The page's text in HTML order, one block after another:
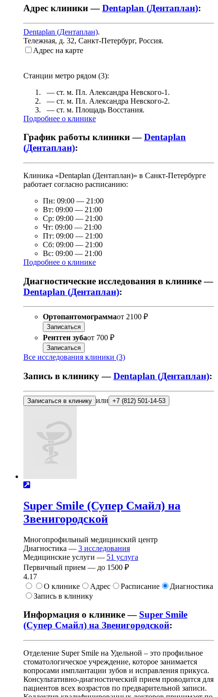
Адрес клиники —Dentaplan (Дентаплан):
Dentaplan (Дентаплан).
Тележная, д. 32, Санкт-Петербург, Россия.
Адрес на карте
Станции метро рядом (3):
— ст. м. Пл. Александра Невского-1 .
— ст. м. Пл. Александра Невского-2.
— ст. м. Площадь Восстания.
Подробнее о клинике
График работы клиники —Dentaplan
(Дентаплан):
Клиника «Dentaplan (Дентаплан)» в Санкт-Петербурге
работает согласно расписанию:
Пн: 09:00 — 21:00
Вт: 09:00 — 21:00
Ср: 09:00 — 21:00
Чт: 09:00 — 21:00
Пт: 09:00 — 21:00
Сб: 09:00 — 21:00
Вс: 09:00 — 21:00
Подробнее о клинике
Диагностические исследования в клинике —
Dentaplan (Дентаплан):
Ортопантомограммаот 2100 ₽
Записаться
Рентген зубаот 700 ₽
Записаться
Все исследования клиники (3)
Запись в клинику —Dentaplan (Дентаплан):
Записаться в клинику или +7 (812) 501-14-53
Super Smile (Супер Смайл) на
Звенигородской
Многопрофильный медицинский центр
Диагностика — 3 исследования
Медицинские услуги — 51 услуга
Первичный прием — до 1500 ₽
4.17
О клинике
Адрес Расписание
Диагностика
Запись в клинику
Информация о клинике — Super Smile
(Супер Смайл) на Звенигородской:
Отделение Super Smile на Удельной – это профильное
стоматологическое учреждение, которое занимается
вопросами имплантации зубов и исправления прикуса.
Консультативно-диагностический прием проводится для
пациентов всех возрастов по предварительной записи.